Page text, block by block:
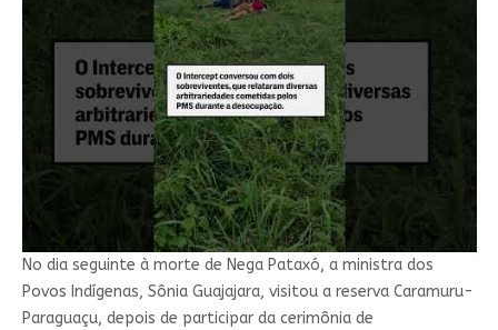
No dia seguinte à morte de Nega Pataxó, a ministra dos
Povos Indígenas, Sônia Guajajara, visitou a reserva Caramuru-
Paraguaçu, depois de participar da cerimônia de